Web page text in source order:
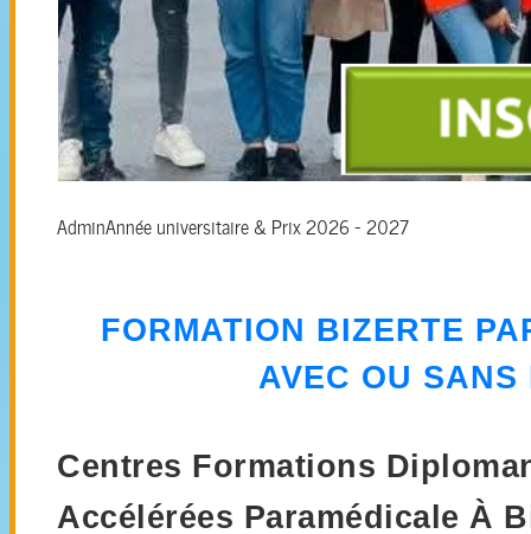
AdminAnnée universitaire & Prix 2026 - 2027
FORMATION BIZERTE
AVEC OU SANS
Centres Formations
Accélérées Paramédicale À